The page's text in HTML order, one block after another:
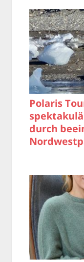
Polaris
durch